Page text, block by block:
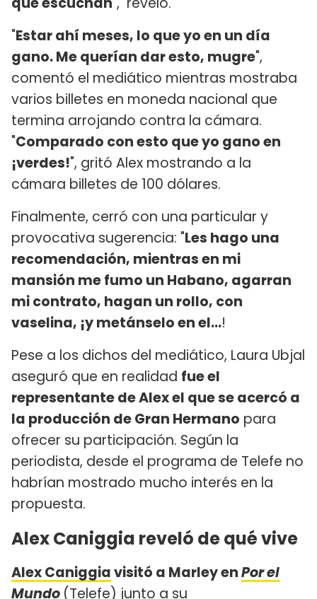
"Estar ahí meses, lo que yo en un día
gano. Me querían dar esto, mugre",
comentó el mediático mientras mostraba
varios billetes en moneda nacional que
termina arrojando contra la cámara.
"Comparado con esto que yo gano en
¡verdes!", gritó Alex mostrando a la
cámara billetes de 100 dólares.
Finalmente, cerró con una particular y
provocativa sugerencia: "Les hago una
recomendación, mientras en mi
mansión me fumo un Habano, agarran
mi contrato, hagan un rollo, con
vaselina, ¡y metánselo en el...!
Pese a los dichos del mediático, Laura Ubjal
aseguró que en realidad fue el
representante de Alex el que se acercó a
la producción de Gran Hermano para
ofrecer su participación. Según la
periodista, desde el programa de Telefe no
habrían mostrado mucho interés en la
propuesta.
Alex Caniggia reveló de qué vive
Alex Caniggiavisitó a Marley enPor el
Mundo (Telefe) junto a su